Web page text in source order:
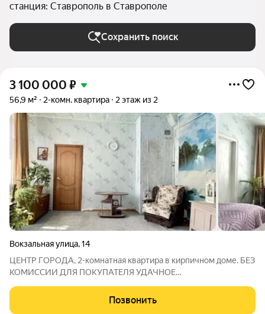
станция: Ставрополь в Ставрополе
Сохранить поиск
3 100 000 ₽
56,9 м² 2-комн. квартира 2 этаж из 2
Вокзальная улица,14
ЦЕНТР ГОРОДА, 2-комнатная квартира в кирпичном доме. БЕЗ
КОМИССИИ ДЛЯ ПОКУПАТЕЛЯ УДАЧНОЕ
отлично развитой инфраструктурой. В шаговой доступности
все необходимые магазины («Пятёрочка», «Магнит»),
Позвонить